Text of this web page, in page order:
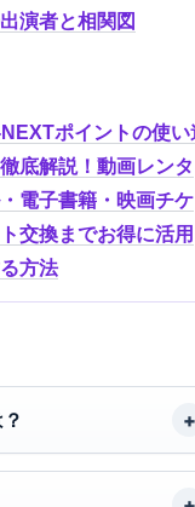
演者と相関図
ポイントの使い
底解説！動画レンタ
電子書籍・映画チケ
交換までお得に活用
方法